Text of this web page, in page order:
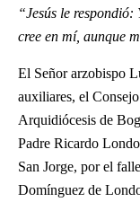
“Jesús le
cree en mí, aunque
El Señor arzobispo
auxiliares, el
Arquidiócesis de
Padre Ricardo
San Jorge, por el
Domínguez de